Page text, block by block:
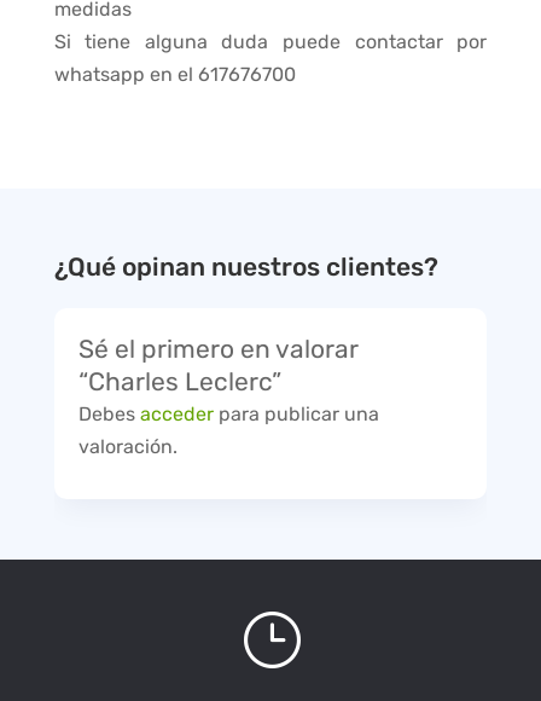
medidas
Si tiene alguna duda puede contactar por
whatsapp en el 617676700
¿Qué opinan nuestros clientes?
Sé el primero en valorar
“Charles Leclerc”
Debes accederpara publicar una
valoración.
}